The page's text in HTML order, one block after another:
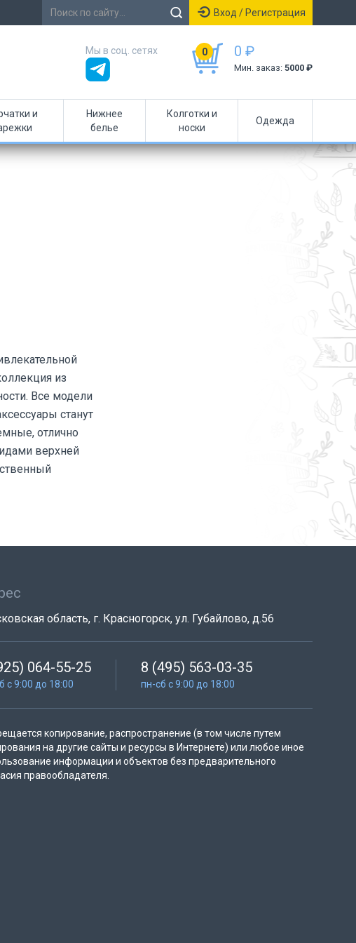
Вход / Регистрация
0 0 ₽
Мин. заказ: 5000 ₽
Мы в соц. сетях
и
Нижнее
белье
Колготки и
носки
Одежда
из
Все модели
станут
отлично
верхней
область, г. Красногорск, ул. Губайлово, д.56
064-55-25
с 9:00 до 18:00
8 (495) 563-03-35
пн-сб с 9:00 до 18:00
копирование, распространение (в том числе путем
на другие сайты и ресурсы в Интернете) или любое иное
информации и объектов без предварительного
правообладателя.